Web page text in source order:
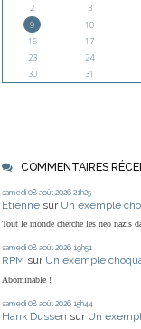
2
3
9
10
16
17
23
24
30
31
COMMENTAIRES
samedi 08 août 2026 21h25
Etienne sur Un exemple
Tout le monde cherche les neo nazis
samedi 08 août 2026 19h51
RPM sur Un exemple
Abominable !
samedi 08 août 2026 15h44
Hank Dussen sur Un